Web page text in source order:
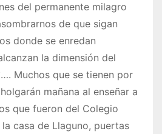
del permanente milagro
de que sigan
donde se enredan
la dimensión del
Muchos que se tienen por
mañana al enseñar a
que fueron del Colegio
casa de Llaguno, puertas